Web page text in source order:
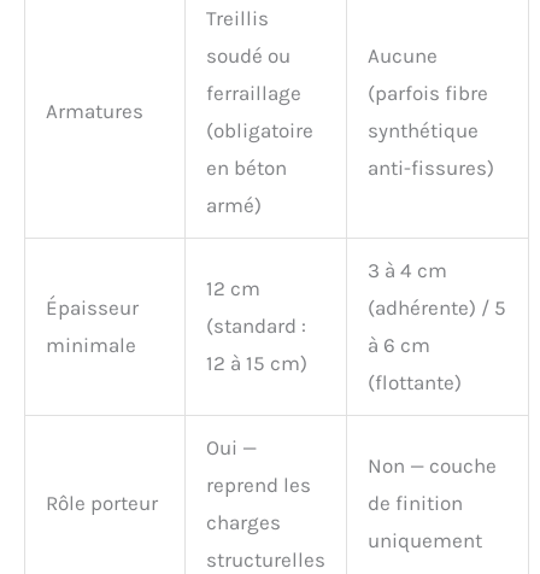
Armatures
Treillis
soudé ou
ferraillage
(obligatoire
en béton
armé)
Aucune
(parfois fibre
synthétique
anti-fissures)
Épaisseur
minimale
12 cm
(standard :
12 à 15 cm)
3 à 4 cm
(adhérente) / 5
à 6 cm
(flottante)
Rôle porteur
Oui —
reprend les
charges
structurelles
Non — couche
de finition
uniquement